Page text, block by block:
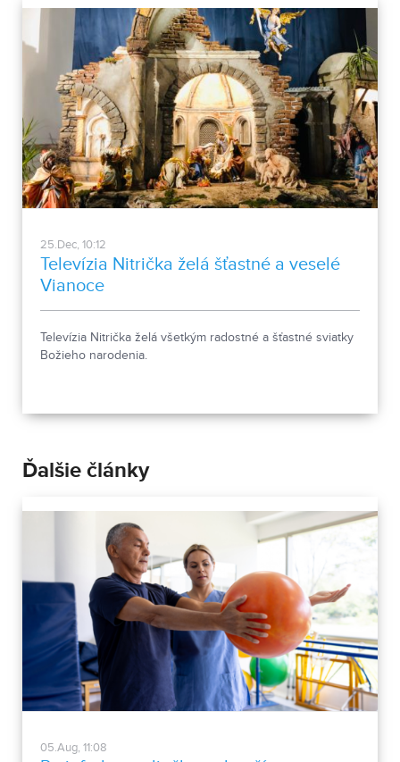
25.Dec, 10:12
Televízia Nitrička želá šťastné a veselé
Vianoce
Televízia Nitrička želá všetkým radostné a šťastné sviatky
Božieho narodenia.
Ďalšie články
05.Aug, 11:08